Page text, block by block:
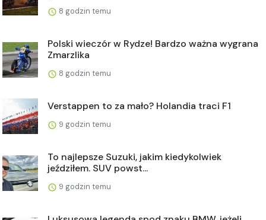
8 godzin temu
Polski wieczór w Rydze! Bardzo ważna wygrana
Zmarzlika
8 godzin temu
Verstappen to za mało? Holandia traci F1
9 godzin temu
To najlepsze Suzuki, jakim kiedykolwiek
jeździłem. SUV powst...
9 godzin temu